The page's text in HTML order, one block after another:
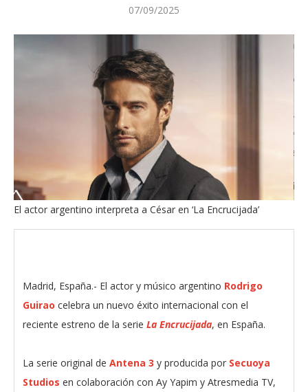
07/09/2025
El actor argentino interpreta a César en ‘La Encrucijada’
Madrid, España.- El actor y músico argentino Rodrigo
Guirao celebra un nuevo éxito internacional con el
reciente estreno de la serie La Encrucijada, en España.
La serie original de Antena 3 y producida por Secuoya
Studios en colaboración con Ay Yapim y Atresmedia TV,